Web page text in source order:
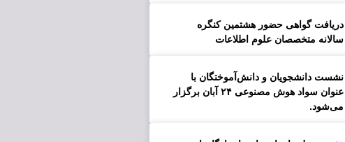
دریافت گواهی حضور هشتمین کنگره
سالانه متخصصان علوم اطلاعات
نشست دانشجویان و دانش‌آموختگان با
عنوان سواد هوش مصنوعی ۲۴ آبان برگزار
می‌شود.